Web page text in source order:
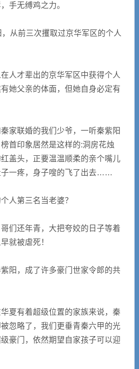
手无缚鸡之力。
从前三次攫取过京华军区的个人
人才辈出的京华军区中获得个人
她父亲的体面，但她自身必定有
家联婚的我们少爷，一听秦紫阳
首印象居然是这样的:洞房花烛
盖头，正要温温顺柔的亲个嘴儿
子一疼，身子嗖的飞了出去……
人第三名当老婆？
们还年青，大把夸姣的日子等着
就被虐死！
阳，成了许多豪门世家令郎的共
夏有着超级位置的家族来说，秦
忽略了，我们更垂青秦六甲的光
豪门，依然期望自家孩子可以迎